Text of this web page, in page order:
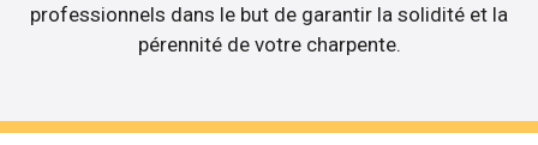
professionnels dans le but de garantir la solidité et la
pérennité de votre charpente.